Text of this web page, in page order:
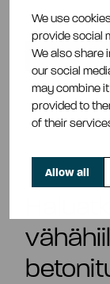
We use
provide social
We also share
our social
may combine
provided to
of their
Allow all
View all